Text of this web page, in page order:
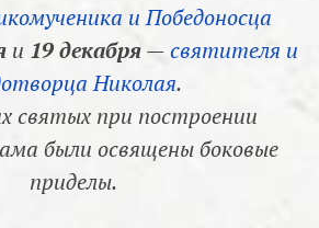
и Победоносца
и 19 декабря—святителя и
Николая.
святых при построении
были освящены боковые
приделы.